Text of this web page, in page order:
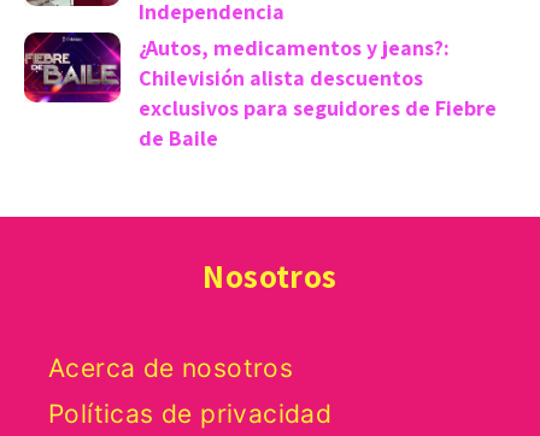
Independencia
¿Autos, medicamentos y jeans?:
Chilevisión alista descuentos
exclusivos para seguidores de Fiebre
de Baile
Nosotros
Acerca de nosotros
Políticas de privacidad